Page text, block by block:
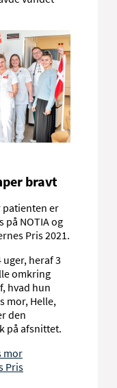
trygge og
for at
hvad der er
stil
på eller ikke
og
vi
ressource,
og
og
med
ønsker,
på,
der afgør,
med.
bravt
patienten er
på NOTIA og
Pris 2021.
uger, heraf 3
omkring
hvad hun
mor, Helle,
den
på afsnittet.
mor
Pris